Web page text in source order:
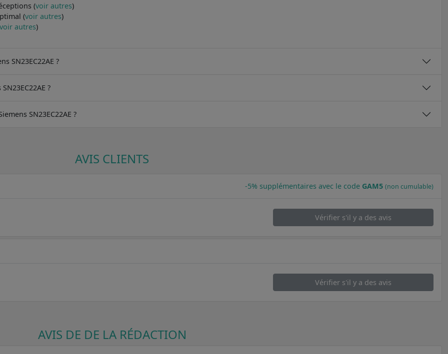
(voir autres)
(voir autres)
voir autres)
SN23EC22AE ?
?
SN23EC22AE ?
AVIS CLIENTS
-5% supplémentaires avec le code GAM5 (non cumulable)
Vérifier s'il y a des avis
Vérifier s'il y a des avis
AVIS DE DE LA RÉDACTION